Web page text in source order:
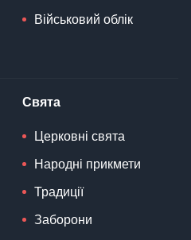
Військовий облік
Свята
Церковні свята
Народні прикмети
Традиції
Заборони